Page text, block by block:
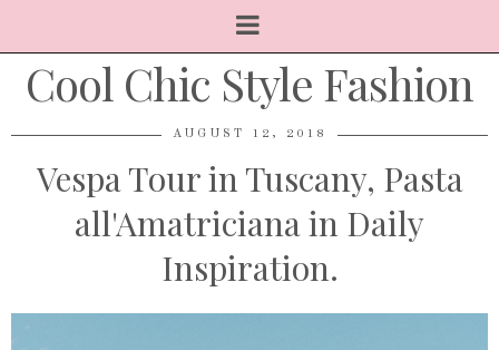
Cool Chic Style Fashion
AUGUST 12, 2018
Vespa Tour in Tuscany, Pasta
all'Amatriciana in Daily
Inspiration.